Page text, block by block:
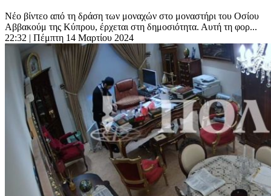
Νέο βίντεο από τη δράση των μοναχών στο μοναστήρι του Οσίου
Αββακούμ της Κύπρου, έρχεται στη δημοσιότητα. Αυτή τη φορ...
22:32 | Πέμπτη 14 Μαρτίου 2024